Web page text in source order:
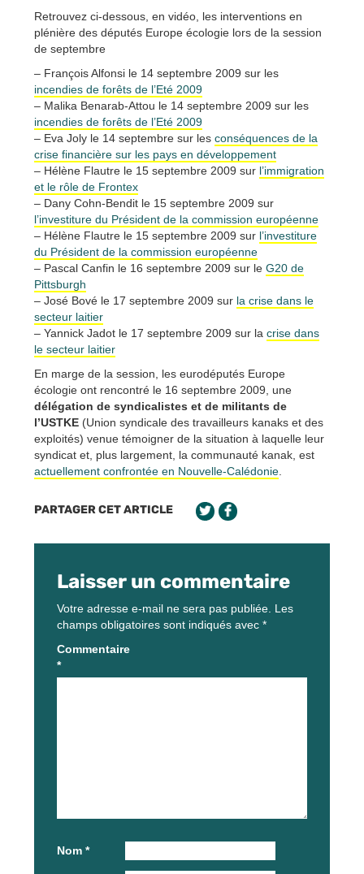
Retrouvez ci-dessous, en vidéo, les interventions en
plénière des députés Europe écologie lors de la session
de septembre
– François Alfonsi le 14 septembre 2009 sur les
incendies de forêts de l’Eté 2009
– Malika Benarab-Attou le 14 septembre 2009 sur les
incendies de forêts de l’Eté 2009
– Eva Joly le 14 septembre sur les conséquences de la
crise financière sur les pays en développement
– Hélène Flautre le 15 septembre 2009 sur l’immigration
et le rôle de Frontex
– Dany Cohn-Bendit le 15 septembre 2009 sur
l’investiture du Président de la commission européenne
– Hélène Flautre le 15 septembre 2009 sur l’investiture
du Président de la commission européenne
– Pascal Canfin le 16 septembre 2009 sur le G20 de
Pittsburgh
– José Bové le 17 septembre 2009 sur la crise dans le
secteur laitier
– Yannick Jadot le 17 septembre 2009 sur la crise dans
le secteur laitier
En marge de la session, les eurodéputés Europe
écologie ont rencontré le 16 septembre 2009, une
délégation de syndicalistes et de militants de
l’USTKE (Union syndicale des travailleurs kanaks et des
exploités) venue témoigner de la situation à laquelle leur
syndicat et, plus largement, la communauté kanak, est
actuellement confrontée en Nouvelle-Calédonie
PARTAGER CET ARTICLE
Laisser un commentaire
Votre adresse e-mail ne sera pas publiée. Les
champs obligatoires sont indiqués avec *
Commentaire
*
Nom *